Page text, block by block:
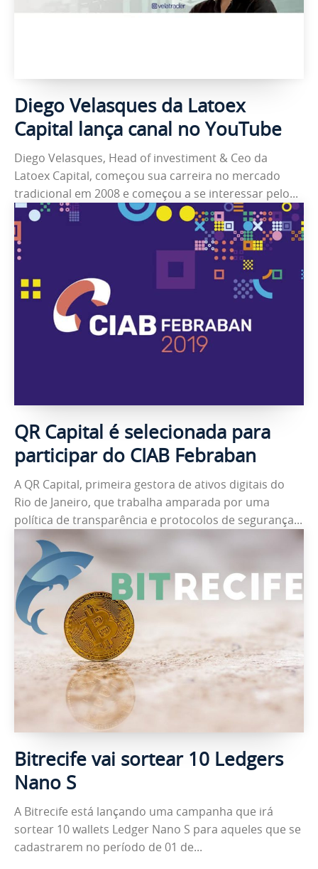
Diego Velasques da Latoex
Capital lança canal no YouTube
Diego Velasques, Head of investiment & Ceo da
Latoex Capital, começou sua carreira no mercado
tradicional em 2008 e começou a se interessar pelo...
QR Capital é selecionada para
participar do CIAB Febraban
A QR Capital, primeira gestora de ativos digitais do
Rio de Janeiro, que trabalha amparada por uma
política de transparência e protocolos de segurança...
Bitrecife vai sortear 10 Ledgers
Nano S
A Bitrecife está lançando uma campanha que irá
sortear 10 wallets Ledger Nano S para aqueles que se
cadastrarem no período de 01 de...